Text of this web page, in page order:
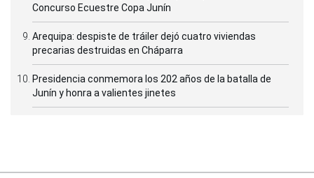
Concurso Ecuestre Copa Junín
Arequipa: despiste de tráiler dejó cuatro viviendas
precarias destruidas en Cháparra
Presidencia conmemora los 202 años de la batalla de
Junín y honra a valientes jinetes